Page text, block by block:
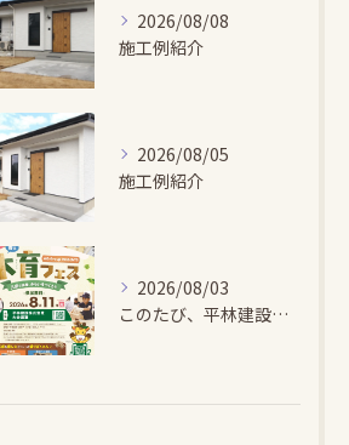
2026/08/08
施工例紹介
2026/08/05
施工例紹介
2026/08/03
このたび、平林建設では、お子さまが木とふれあい・木について学...